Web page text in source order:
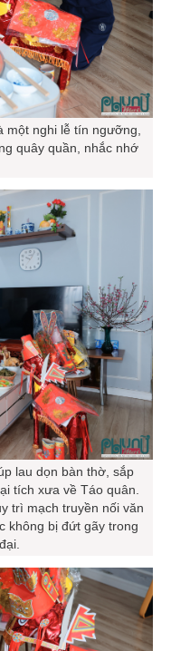
một nghi lễ tín ngưỡng,
quây quần, nhắc nhớ
lau dọn bàn thờ, sắp
tích xưa về Táo quân.
trì mạch truyền nối văn
không bị đứt gãy trong